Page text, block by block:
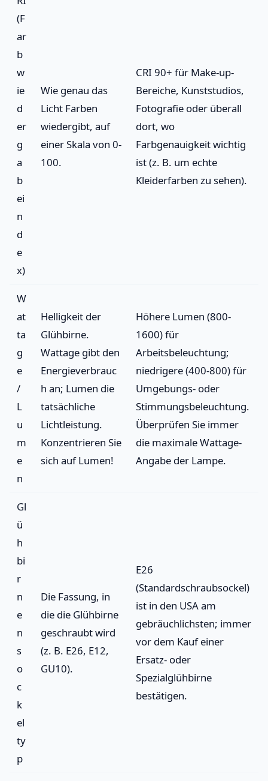
(F
ar
b
w
ie
d
er
g
a
b
ei
n
d
e
x)
Wie genau das
Licht Farben
wiedergibt, auf
einer Skala von 0-
100.
CRI 90+ für Make-up-
Bereiche, Kunststudios,
Fotografie oder überall
dort, wo
Farbgenauigkeit wichtig
ist (z. B. um echte
Kleiderfarben zu sehen).
W
at
ta
g
e
/
L
u
m
e
n
Helligkeit der
Glühbirne.
Wattage gibt den
Energieverbrauc
h an; Lumen die
tatsächliche
Lichtleistung.
Konzentrieren Sie
sich auf Lumen!
Höhere Lumen (800-
1600) für
Arbeitsbeleuchtung;
niedrigere (400-800) für
Umgebungs- oder
Stimmungsbeleuchtung.
Überprüfen Sie immer
die maximale Wattage-
Angabe der Lampe.
Gl
ü
h
bi
r
n
e
n
s
o
c
k
el
ty
p
Die Fassung, in
die die Glühbirne
geschraubt wird
(z. B. E26, E12,
GU10).
E26
(Standardschraubsockel)
ist in den USA am
gebräuchlichsten; immer
vor dem Kauf einer
Ersatz- oder
Spezialglühbirne
bestätigen.